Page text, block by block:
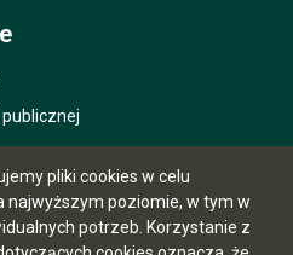
pliki cookies w celu
najwyższym poziomie, w tym w
potrzeb. Korzystanie z